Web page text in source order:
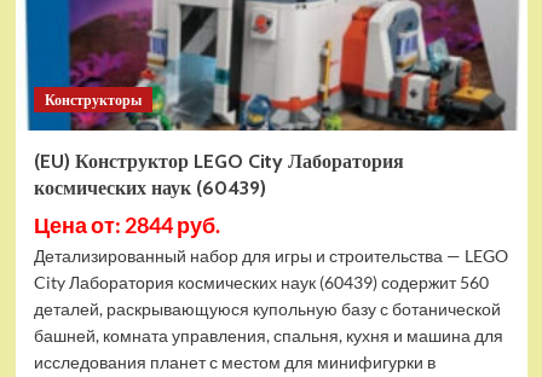
Конструкторы
(EU) Конструктор LEGO City Лаборатория
космических наук (60439)
Цена от: 2844 руб.
Детализированный набор для игры и строительства — LEGO
City Лаборатория космических наук (60439) содержит 560
деталей, раскрывающуюся купольную базу с ботанической
башней, комната управления, спальня, кухня и машина для
исследования планет с местом для минифигурки в